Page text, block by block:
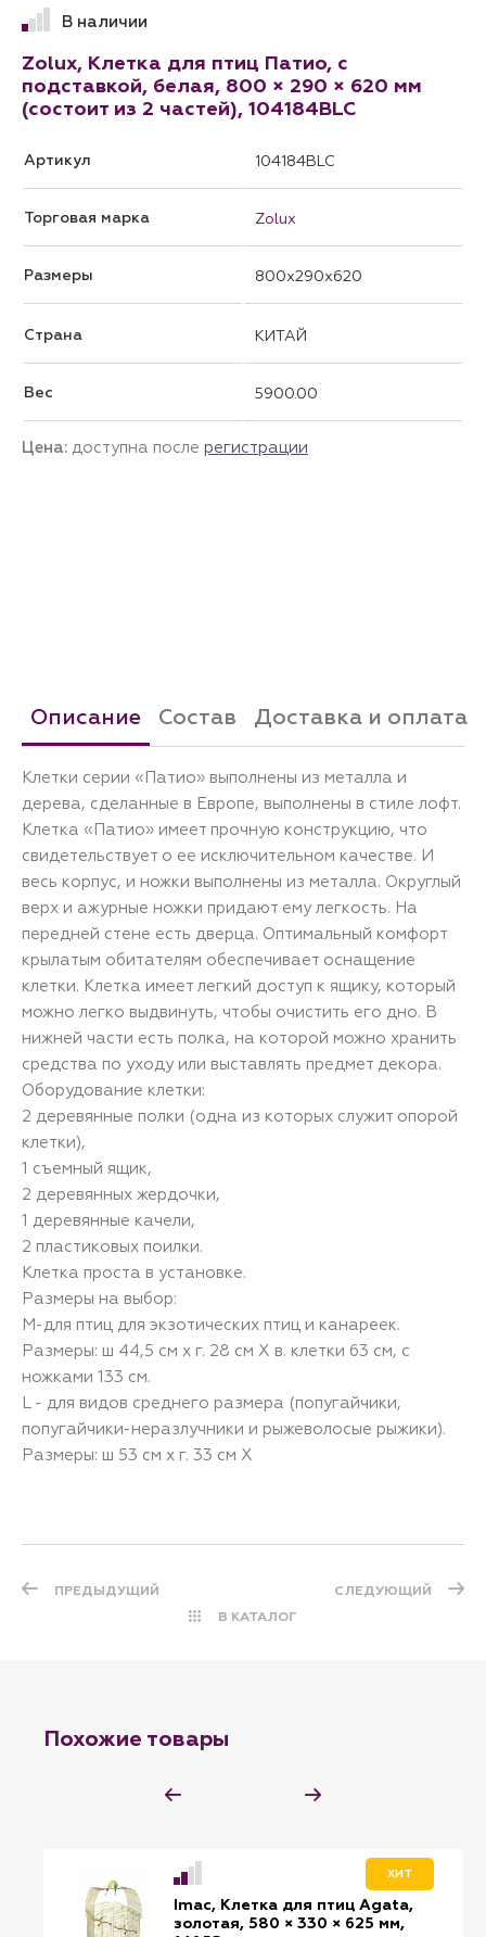
В наличии
Zolux, Клетка для птиц Патио, с
подставкой, белая, 800 × 290 × 620 мм
(состоит из 2 частей), 104184BLC
Артикул 104184BLC
Торговая марка Zolux
Размеры 800x290x620
Страна КИТАЙ
Вес 5900.00
Цена: доступна после регистрации
Описание Состав Доставка и оплата
Клетки серии «Патио» выполнены из металла и
дерева, сделанные в Европе, выполнены в стиле лофт.
Клетка «Патио» имеет прочную конструкцию, что
свидетельствует о ее исключительном качестве. И
весь корпус, и ножки выполнены из металла. Округлый
верх и ажурные ножки придают ему легкость. На
передней стене есть дверца. Оптимальный комфорт
крылатым обитателям обеспечивает оснащение
клетки. Клетка имеет легкий доступ к ящику, который
можно легко выдвинуть, чтобы очистить его дно. В
нижней части есть полка, на которой можно хранить
средства по уходу или выставлять предмет декора.
Оборудование клетки:
2 деревянные полки (одна из которых служит опорой
клетки),
1 съемный ящик,
2 деревянных жердочки,
1 деревянные качели,
2 пластиковых поилки.
Клетка проста в установке.
Размеры на выбор:
М-для птиц для экзотических птиц и канареек.
Размеры: ш 44,5 см х г. 28 см Х в. клетки 63 см, с
ножками 133 см.
L - для видов среднего размера (попугайчики,
попугайчики-неразлучники и рыжеволосые рыжики).
Размеры: ш 53 см х г. 33 см Х
ПРЕДЫДУЩИЙ
В КАТАЛОГ
СЛЕДУЮЩИЙ
Похожие товары
ХИТ
Imac, Клетка для птиц Agata,
золотая, 580 × 330 × 625 мм,